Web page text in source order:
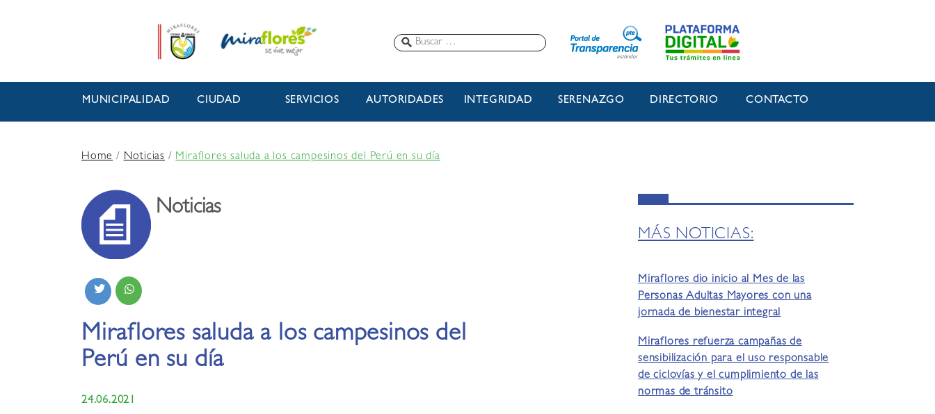
MUNICIPALIDAD CIUDAD SERVICIOS AUTORIDADES INTEGRIDAD SERENAZGO DIRECTORIO CONTACTO
Home/Noticias /Miraflores saluda a los campesinos del Perú en su día
Noticias
Miraflores saluda a los campesinos del
Perú en su día
24.06.2021
MÁS NOTICIAS:
Miraflores dio inicio al Mes de las
Personas Adultas Mayores con una
jornada de bienestar integral
Miraflores refuerza campañas de
sensibilización para el uso responsable
de ciclovías y el cumplimiento de las
normas de tránsito